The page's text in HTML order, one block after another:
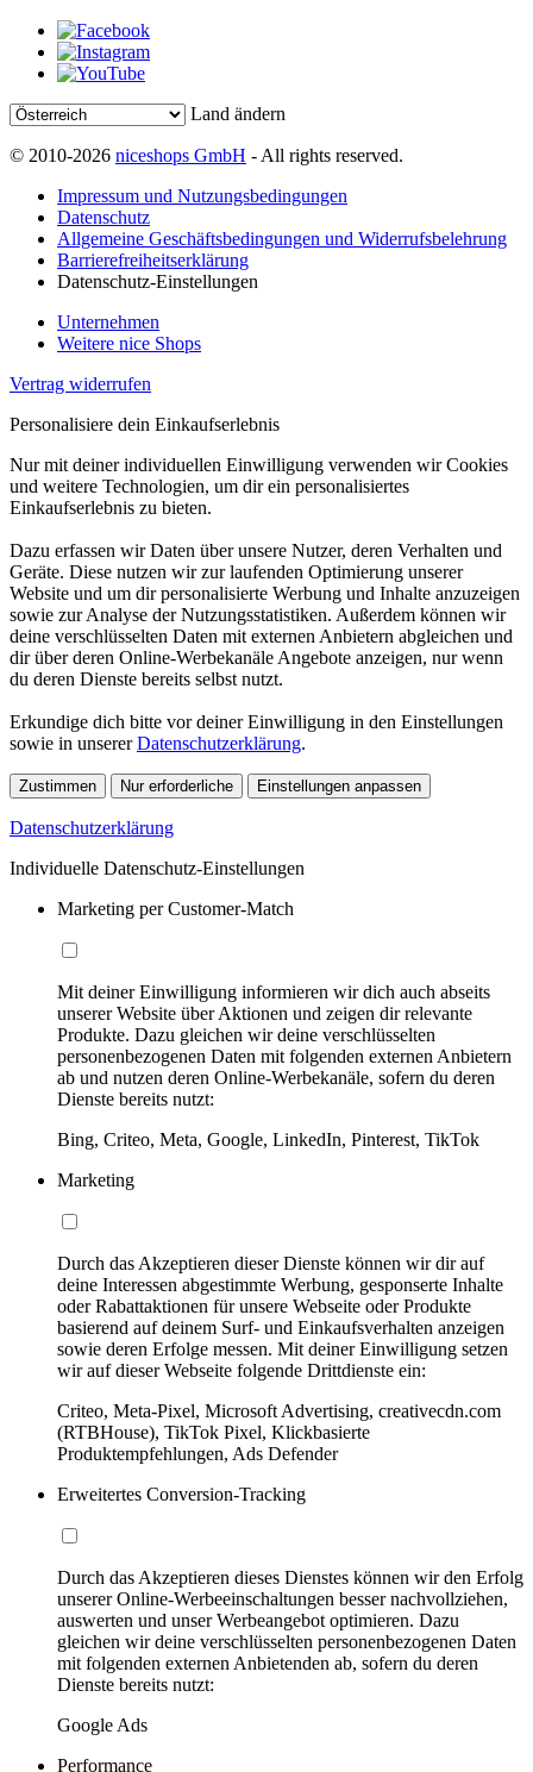
Land ändern
© 2010-2026 niceshops GmbH - All rights reserved.
Impressum und Nutzungsbedingungen
Datenschutz
Allgemeine Geschäftsbedingungen und Widerrufsbelehrung
Barrierefreiheitserklärung
Datenschutz-Einstellungen
Unternehmen
Weitere nice Shops
Vertrag widerrufen
Personalisiere dein Einkaufserlebnis
Nur mit deiner individuellen Einwilligung verwenden wir Cookies
und weitere Technologien, um dir ein personalisiertes
Einkaufserlebnis zu bieten.
Dazu erfassen wir Daten über unsere Nutzer, deren Verhalten und
Geräte. Diese nutzen wir zur laufenden Optimierung unserer
Website und um dir personalisierte Werbung und Inhalte anzuzeigen
sowie zur Analyse der Nutzungsstatistiken. Außerdem können wir
deine verschlüsselten Daten mit externen Anbietern abgleichen und
dir über deren Online-Werbekanäle Angebote anzeigen, nur wenn
du deren Dienste bereits selbst nutzt.
Erkundige dich bitte vor deiner Einwilligung in den Einstellungen
sowie in unsererDatenschutzerklärung.
Zustimmen Nur erforderliche Einstellungen anpassen
Datenschutzerklärung
Individuelle Datenschutz-Einstellungen
Marketing per Customer-Match
Mit deiner Einwilligung informieren wir dich auch abseits
unserer Website über Aktionen und zeigen dir relevante
Produkte. Dazu gleichen wir deine verschlüsselten
personenbezogenen Daten mit folgenden externen Anbietern
ab und nutzen deren Online-Werbekanäle, sofern du deren
Dienste bereits nutzt:
Bing, Criteo, Meta, Google, LinkedIn, Pinterest, TikTok
Marketing
Durch das Akzeptieren dieser Dienste können wir dir auf
deine Interessen abgestimmte Werbung, gesponserte Inhalte
oder Rabattaktionen für unsere Webseite oder Produkte
basierend auf deinem Surf- und Einkaufsverhalten anzeigen
sowie deren Erfolge messen. Mit deiner Einwilligung setzen
wir auf dieser Webseite folgende Drittdienste ein:
Criteo, Meta-Pixel, Microsoft Advertising, creativecdn.com
(RTBHouse), TikTok Pixel, Klickbasierte
Produktempfehlungen, Ads Defender
Erweitertes Conversion-Tracking
Durch das Akzeptieren dieses Dienstes können wir den Erfolg
unserer Online-Werbeeinschaltungen besser nachvollziehen,
auswerten und unser Werbeangebot optimieren. Dazu
gleichen wir deine verschlüsselten personenbezogenen Daten
mit folgenden externen Anbietenden ab, sofern du deren
Dienste bereits nutzt:
Google Ads
Performance